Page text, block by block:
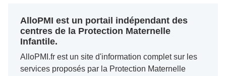
AlloPMI est un portail indépendant des
centres de la Protection Maternelle
Infantile.
AlloPMI.fr est un site d'information complet sur les
services proposés par la Protection Maternelle